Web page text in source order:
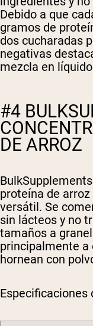
Debido a que
gramos de
dos cucharadas
negativas
mezcla en
#4
DE ARROZ
proteína de
versátil. Se
sin lácteos y no
tamaños a
principalmente a
hornean con
Especificaciones